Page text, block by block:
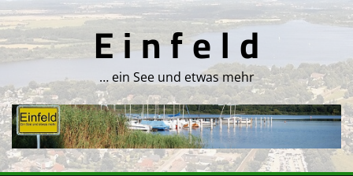
Skip
to
content
E i n f e l d
… ein See und etwas mehr